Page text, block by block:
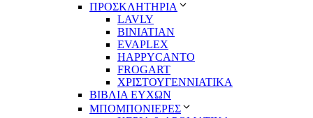
ΠΡΟΣΚΛΗΤΗΡΙΑ
LAVLY
BINIATIAN
EVAPLEX
HAPPYCANTO
FROGART
ΧΡΙΣΤΟΥΓΕΝΝΙΑΤΙΚΑ
ΒΙΒΛΙΑ ΕΥΧΩΝ
ΜΠΟΜΠΟΝΙΕΡΕΣ